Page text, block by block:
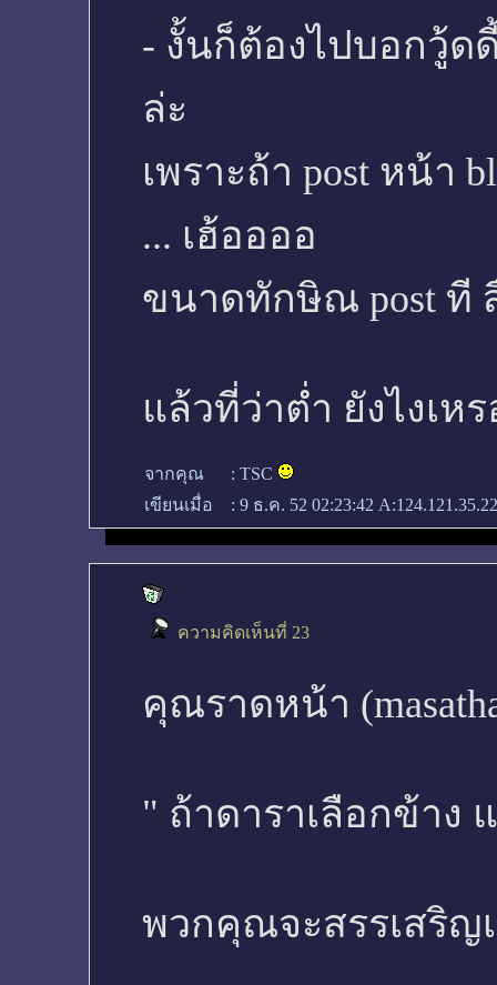
- งั้นก็ต้องไปบอกวู้ด
ล่ะ
เพราะถ้า post หน้า
... เฮ้ออออ
ขนาดทักษิณ post ที
แล้วที่ว่าต่ำ ยังไงเหร
จากคุณ : TSC
เขียนเมื่อ
: 9 ธ.ค. 52 02:23:42
ความคิดเห็นที่ 23
คุณราดหน้า
" ถ้าดาราเลือกข้าง
พวกคุณจะสรรเสริญ